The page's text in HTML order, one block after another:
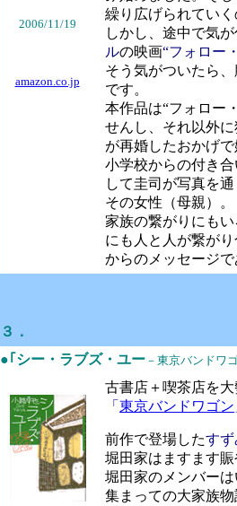
2006/11/19
amazon.co.jp
繰り広げられていく
しかし、途中で気
ルの映画“フォロー
そう気がついたら
です。
本作品は“フォロー
せんし、それ以外
が再婚したおかげ
小学校からの付き
して圭司が写真を
その女性（母親）。
家族の繋がりにも
にも人と人が繋が
からのメッセージで
３．
●｢シー・ラブズ・ユー －東京バンドワ
古書店＋喫茶店を
「東京バンドワゴン
前作で登場したすず
堀田家はますます賑
堀田家のメンバー
集まっての大家族